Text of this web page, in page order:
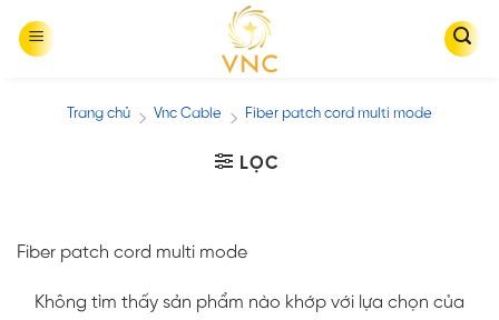
Trang chủ / Vnc Cable / Fiber patch cord multi mode
LỌC
Fiber patch cord multi mode
Không tìm thấy sản phẩm nào khớp với lựa chọn của